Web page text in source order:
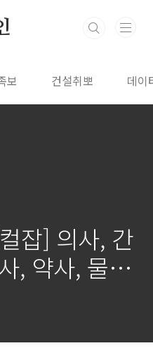
보 건설취뽀 데이
잡] 의사, 간
, 약사, 물리